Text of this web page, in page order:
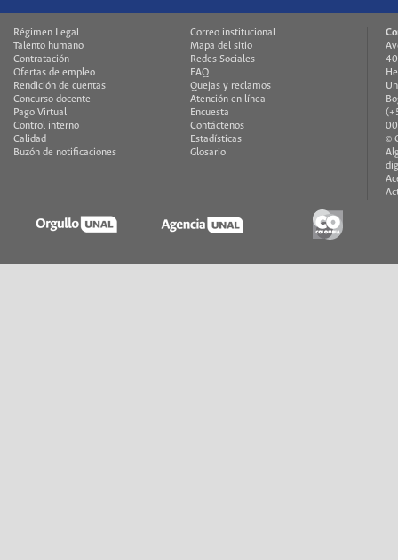
Régimen Legal
Talento humano
Contratación
Ofertas de empleo
Rendición de cuentas
Concurso docente
Pago Virtual
Control interno
Calidad
Buzón de notificaciones
Correo institucional
Mapa del sitio
Redes Sociales
FAQ
Quejas y reclamos
Atención en línea
Encuesta
Contáctenos
Estadísticas
Glosario
©